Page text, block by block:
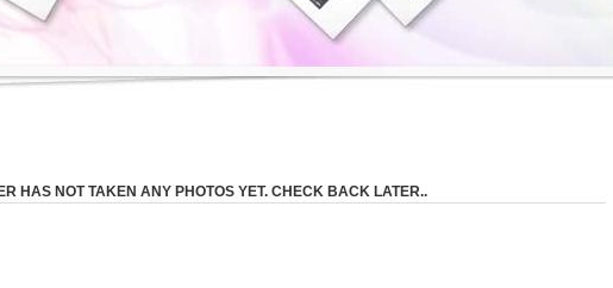
HAS NOT TAKEN ANY PHOTOS YET. CHECK BACK LATER..